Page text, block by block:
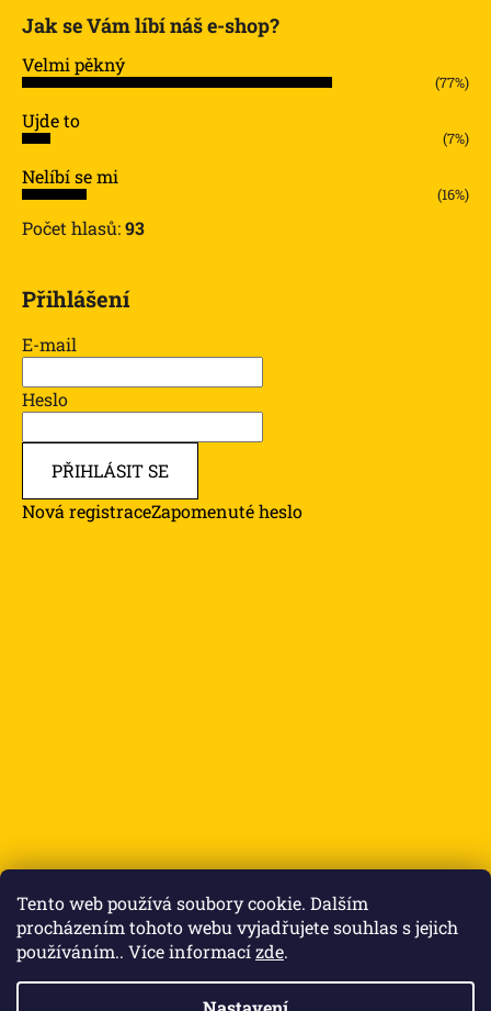
Tento web používá soubory cookie. Dalším
procházením tohoto webu vyjadřujete souhlas s jejich
používáním.. Více informacízde.
Jak se Vám líbí náš e-shop?
Velmi pěkný
(77%)
Ujde to
(7%)
Nelíbí se mi
(16%)
Počet hlasů:93
Přihlášení
E-mail
Heslo
PŘIHLÁSIT SE
Nová registraceZapomenuté heslo
Přijímáme online platby